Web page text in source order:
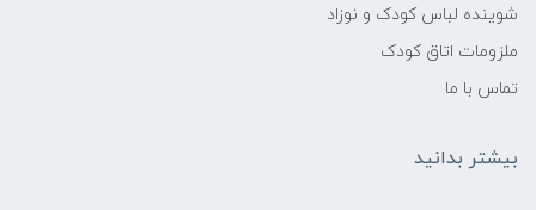
شوینده لباس کودک و نوزاد
ملزومات اتاق کودک
تماس با ما
بیشتر بدانید